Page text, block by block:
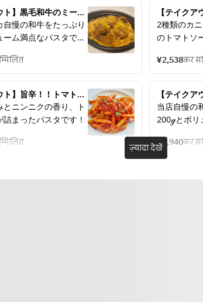
ト】黒毛和牛のミート
もち生パスタ
自慢の和牛をたっぷり
ーム満点なパスタで
【テイク
蟹のトマト
ち生パスタ
2種類のカ
のトマトソ
¥2,538कर
ト】旨辛！！トマトソ
とニンニクの香り、ト
まったパスタです！
【テイク
200g
当店自慢の
200ℊとボリ
す。
詳しくはス
¥5,940कर
ज़्यादा देखें